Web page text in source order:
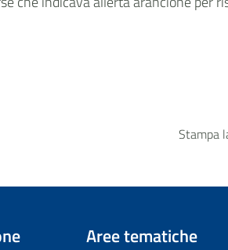
Stampa
Aree tematiche